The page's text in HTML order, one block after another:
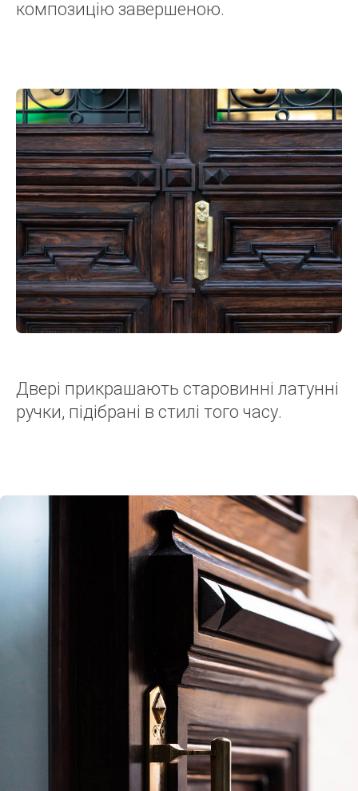
композицію завершеною.
Двері прикрашають старовинні латунні
ручки, підібрані в стилі того часу.